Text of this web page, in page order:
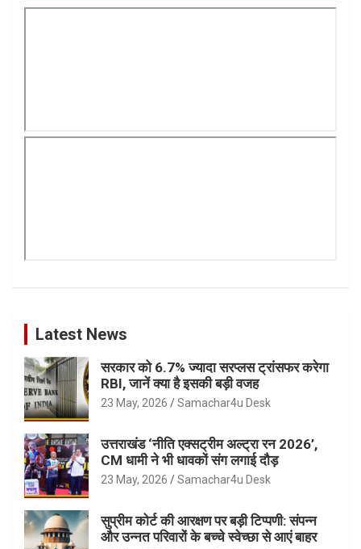
Latest News
सरकार को 6.7% ज्यादा सरप्लस ट्रांसफर करेगा
RBI, जानें क्या है इसकी बड़ी वजह
23 May, 2026 Samachar4u Desk
उत्तराखंड ‘नीति एक्सट्रीम अल्ट्रा रन 2026’,
CM धामी ने भी धावकों संग लगाई दौड़
23 May, 2026 Samachar4u Desk
सुप्रीम कोर्ट की आरक्षण पर बड़ी टिप्पणी: संपन्न
और उन्नत परिवारों के बच्चे स्वेच्छा से आएं बाहर